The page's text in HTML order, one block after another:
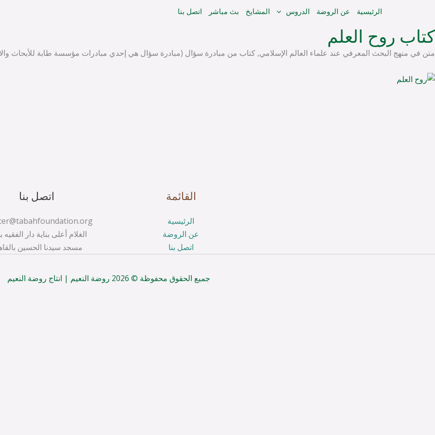
المحتوى
الرئيسية عن الروضة الدروس المشايخ بث مباشر اتصل بنا
كتاب روح العلم
متن في منهج البحث المعرفي عند علماء العالم الإسلامي, كتاب من مبادرة سؤال (مبادرة سؤال هي إحدي مبادرات مؤسسة طابة للأبحاث
القائمة
الرئيسية
عن الروضة
اتصل بنا
اتصل بنا
الغلام أعلى بناية دار الفقيه
مسجد سيدنا الحسين
جميع الحقوق محفوظة © 2026 روضة النعيم | انتاج روضة النعيم